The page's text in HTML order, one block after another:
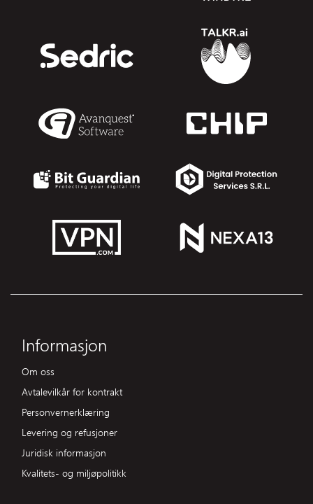
Informasjon
Om oss
Avtalevilkår for kontrakt
Personvernerklæring
Levering og refusjoner
Juridisk informasjon
Kvalitets- og miljøpolitikk